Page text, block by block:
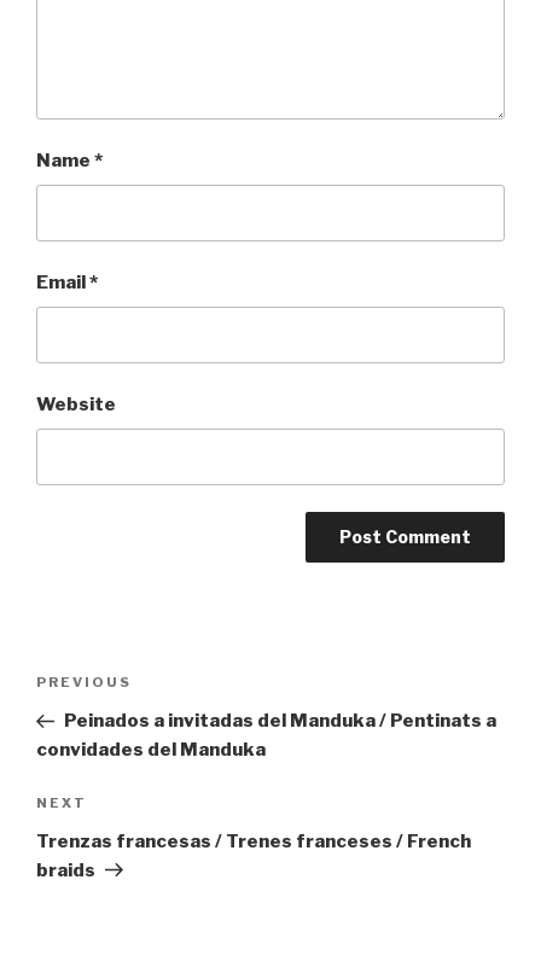
Name *
Email*
Website
Previous
Post
PREVIOUS
Peinados a invitadas del Manduka / Pentinats a
convidades del Manduka
Next
Post
NEXT
Trenzas francesas / Trenes franceses / French
braids